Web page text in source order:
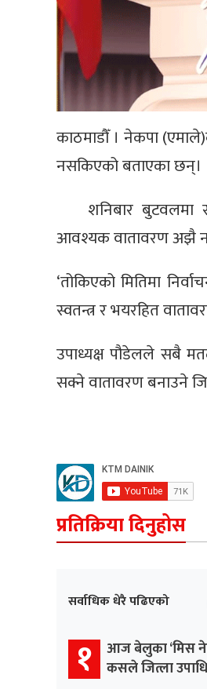
काठमाडौँ । नेकपा
नसकिएको बताएका छन्।
शनिबार बुटवलमा
आवश्यक वातावरण अझै
‘तोकिएको मितिमा
स्वतन्त्र र भयरहित
उपाध्यक्ष पौडेलले सबै
सक्ने वातावरण बनाउने
प्रतिक्रिया दिनुहोस
सर्वाधिक धेरै पढिएको
१ आज बेलुका ‘मिस
कसले जित्ला